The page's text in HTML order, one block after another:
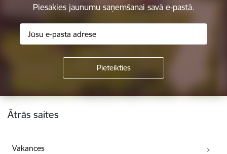
Piesakies jaunumu saņemšanai savā e-pastā.
Kājene
Ātrās saites
Vakances